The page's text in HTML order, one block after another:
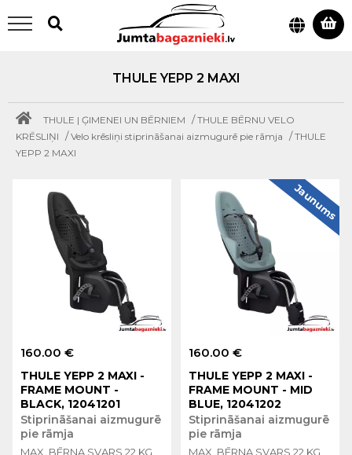
THULE YEPP 2 MAXI
THULE | ĢIMENEI UN BĒRNIEM /THULE BĒRNU VELO
KRĒSLIŅI /Velo krēsliņi stiprināšanai aizmugurē pie rāmja /THULE
YEPP 2 MAXI
160.00 €
THULE YEPP 2 MAXI -
FRAME MOUNT -
BLACK, 12041201
Stiprināšanai aizmugurē
pie rāmja
MAX. BĒRNA SVARS 22 KG
160.00 €
THULE YEPP 2 MAXI -
FRAME MOUNT - MID
BLUE, 12041202
Stiprināšanai aizmugurē
pie rāmja
MAX. BĒRNA SVARS 22 KG
Jaunums